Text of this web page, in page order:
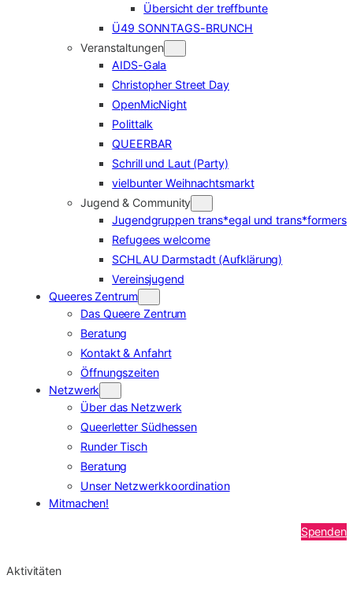
Übersicht der treffbunte
Ü49 SONNTAGS-BRUNCH
Veranstaltungen
AIDS-Gala
Christopher Street Day
OpenMicNight
Polittalk
QUEERBAR
Schrill und Laut (Party)
vielbunter Weihnachtsmarkt
Jugend & Community
Jugendgruppen trans*egal und trans*formers
Refugees welcome
SCHLAU Darmstadt (Aufklärung)
Vereinsjugend
Queeres Zentrum
Das Queere Zentrum
Beratung
Kontakt & Anfahrt
Öffnungszeiten
Netzwerk
Über das Netzwerk
Queerletter Südhessen
Runder Tisch
Beratung
Unser Netzwerkkoordination
Mitmachen!
Spenden
Aktivitäten